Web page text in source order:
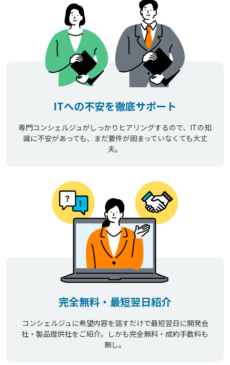
ITへの不安を徹底サポート
専門コンシェルジュがしっかりヒアリングするので、ITの知
識に不安があっても、まだ要件が固まっていなくても大丈
夫。
完全無料・最短翌日紹介
コンシェルジュに希望内容を話すだけで最短翌日に開発会
社・製品提供社をご紹介。しかも完全無料・成約手数料も
無し。